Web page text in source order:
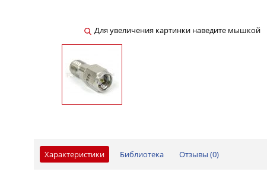
Для увеличения картинки наведите мышкой
Характеристики Библиотека Отзывы (0)